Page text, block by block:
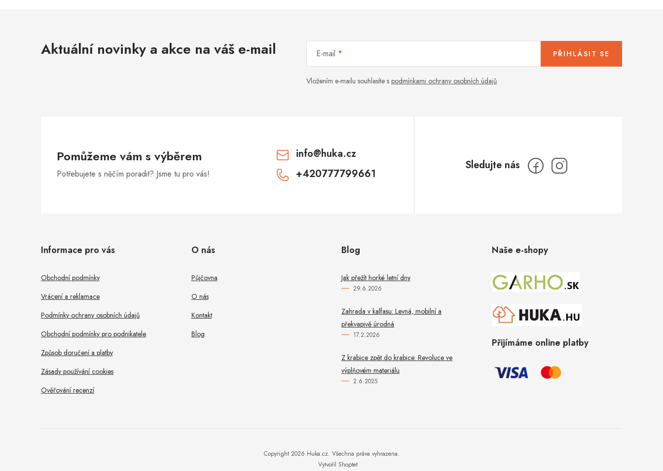
Aktuální novinky a akce na váš e-mail E-mail
Vložením e-mailu souhlasíte s podmínkami ochrany osobních údajů
PŘIHLÁSIT SE
Pomůžeme vám s výběrem
Potřebujete s něčím poradit? Jsme tu pro vás!
info@huka.cz
+420777799661
Informace pro vás
Obchodní podmínky
Vrácení a reklamace
Podmínky ochrany osobních údajů
Obchodní podmínky pro podnikatele
Způsob doručení a platby
Zásady používání cookies
Ověřování recenzí
O nás
Půjčovna
O nás
Kontakt
Blog
Blog
Jak přežít horké letní dny
29.6.2026
Zahrada v kalfasu: Levná, mobilní a
překvapivě úrodná
17.2.2026
Z krabice zpět do krabice: Revoluce ve
výplňovém materiálu
2.6.2025
Naše e-shopy
Přijímáme online platby
Vytvořil Shoptet
Copyright 2026 Huka.cz. Všechna práva vyhrazena.